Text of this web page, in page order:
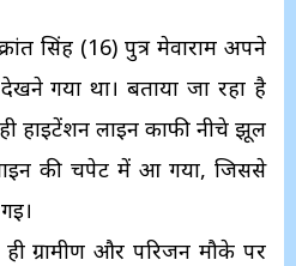
सिंह (16) पुत्र मेवाराम अपने
गया था। बताया जा रहा है
हाईटेंशन लाइन काफी नीचे झूल
की चपेट में आ गया, जिससे
ग्रामीण और परिजन मौके पर